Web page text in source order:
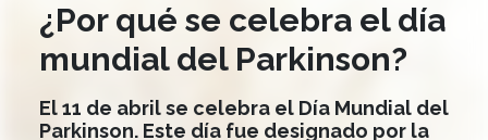
¿Por qué se celebra el día
mundial del Parkinson?
El 11 de abril se celebra el Día Mundial del
Parkinson. Este día fue designado por la